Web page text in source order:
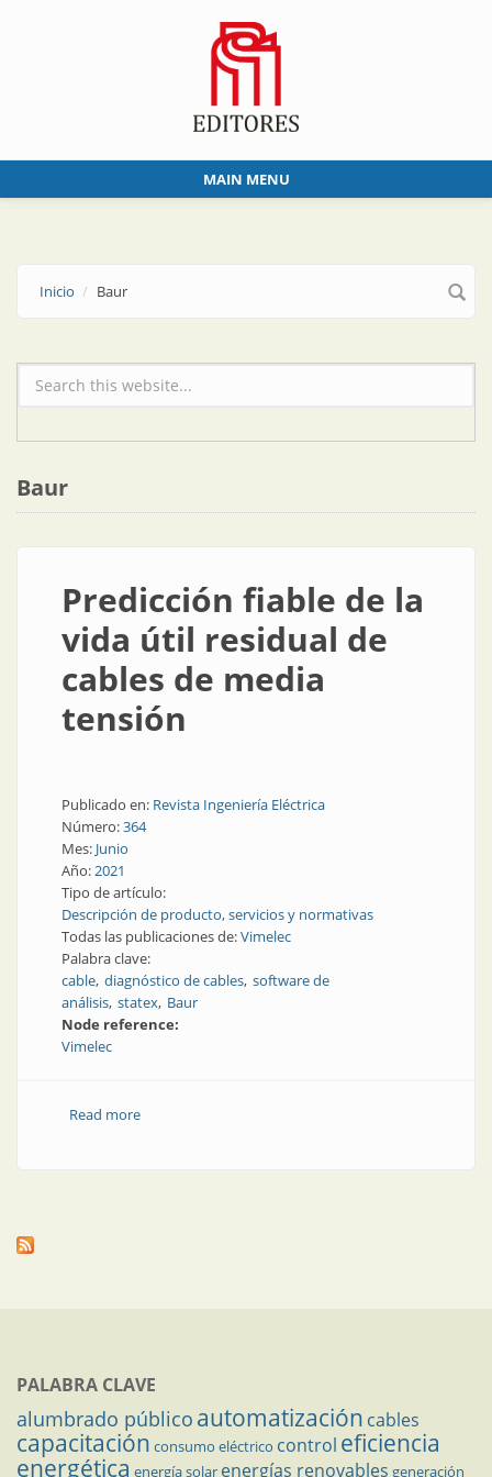
MAIN MENU
Inicio Baur
Formulario de búsqueda
Baur
Predicción fiable de la
vida útil residual de
cables de media
tensión
Publicado en: Revista Ingeniería Eléctrica
Número:364
Mes: Junio
Año:2021
Tipo de artículo:
Descripción de producto, servicios y normativas
Todas las publicaciones de:Vimelec
Palabra clave:
cable diagnóstico de cables software de
análisis statex Baur
Node reference:
Vimelec
Read moreabout Predicción fiable de la vida útil residual de
PALABRA CLAVE
alumbrado público automatización cables
capacitación consumo eléctrico control eficiencia
energética energía solar energías renovables generación